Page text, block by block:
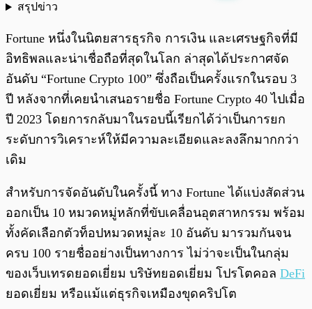
สรุปข่าว
Fortune หนึ่งในนิตยสารธุรกิจ การเงิน และเศรษฐกิจที่มี
อิทธิพลและน่าเชื่อถือที่สุดในโลก ล่าสุดได้ประกาศจัด
อันดับ “Fortune Crypto 100” ซึ่งถือเป็นครั้งแรกในรอบ 3
ปี หลังจากที่เคยนำเสนอรายชื่อ Fortune Crypto 40 ไปเมื่อ
ปี 2023 โดยการกลับมาในรอบนี้เรียกได้ว่าเป็นการยก
ระดับการวิเคราะห์ให้มีความละเอียดและลงลึกมากกว่า
เดิม
สำหรับการจัดอันดับในครั้งนี้ ทาง Fortune ได้แบ่งสัดส่วน
ออกเป็น 10 หมวดหมู่หลักที่ขับเคลื่อนอุตสาหกรรม พร้อม
ทั้งคัดเลือกตัวท็อปหมวดหมู่ละ 10 อันดับ มารวมกันจน
ครบ 100 รายชื่ออย่างเป็นทางการ ไม่ว่าจะเป็นในกลุ่ม
ของเว็บเทรดยอดเยี่ยม บริษัทยอดเยี่ยม โปรโตคอล DeFi
ยอดเยี่ยม หรือแม้แต่ธุรกิจเหมืองขุดคริปโต